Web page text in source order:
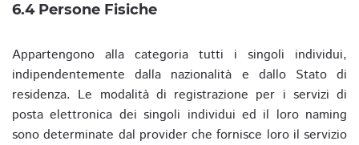
6.4 Persone Fisiche
Appartengono alla categoria tutti i singoli individui,
indipendentemente dalla nazionalità e dallo Stato di
residenza. Le modalità di registrazione per i servizi di
posta elettronica dei singoli individui ed il loro naming
sono determinate dal provider che fornisce loro il servizio